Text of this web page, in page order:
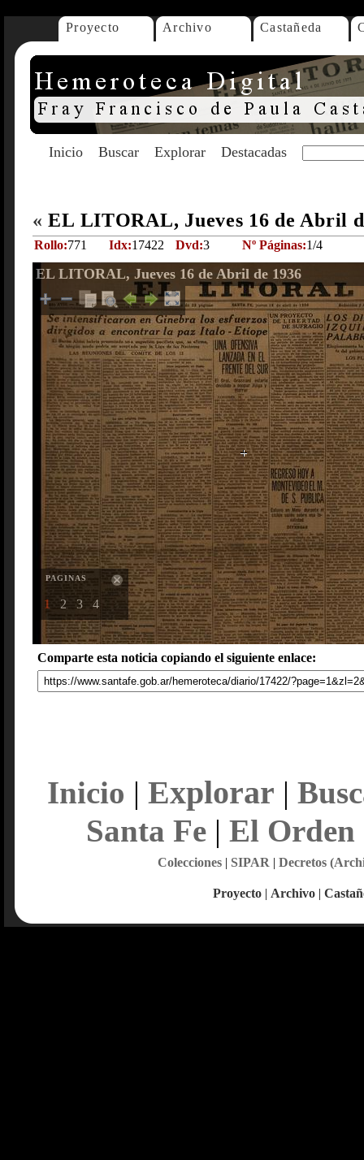
Proyecto Archivo Castañeda
Inicio Buscar Explorar Destacadas
« EL LITORAL, Jueves 16 de Abril
Rollo:771 Idx:17422 Dvd:3 Nº Páginas:1/4
EL LITORAL, Jueves 16 de Abril de 1936
PAGINAS
1 2 3 4
Comparte esta noticia copiando el siguiente enlace:
Inicio | Explorar |
Santa Fe| El Orden
Colecciones| SIPAR | Decretos
Proyecto | Archivo |